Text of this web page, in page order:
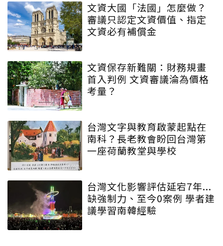
文資大國「法國」怎麼做？
審議只認定文資價值、指定
文資必有補償金
文資保存新難關：財務規畫
首入判例 文資審議淪為價格
考量？
台灣文字與教育啟蒙起點在
南科？長老教會盼回台灣第
一座荷蘭教堂與學校
台灣文化影響評估延宕7年...
缺強制力、至今0案例 學者建
議學習南韓經驗